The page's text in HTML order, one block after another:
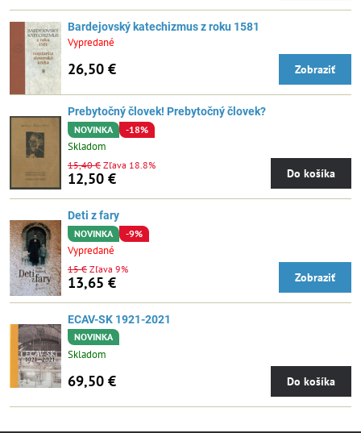
Bardejovský katechizmus z roku 1581
Vypredané
26,50 € Zobraziť
Prebytočný človek! Prebytočný človek?
NOVINKA -18%
Skladom
12,50 €
15,40 € Zľava 18.8%
Do košíka
Deti z fary
NOVINKA -9%
Vypredané
13,65 €
15 € Zľava 9%
Zobraziť
ECAV-SK 1921-2021
NOVINKA
Skladom
69,50 € Do košíka